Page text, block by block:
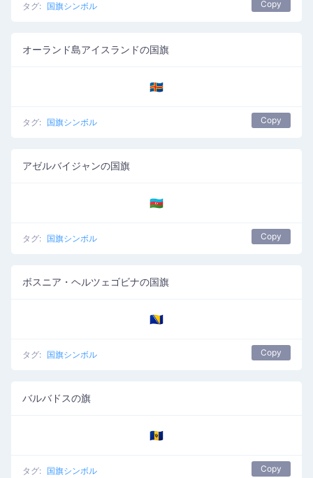
タグ: 国旗シンボル Copy
オーランド島アイスランドの国旗
🇦🇽
タグ: 国旗シンボル Copy
アゼルバイジャンの国旗
🇦🇿
タグ: 国旗シンボル Copy
ボスニア・ヘルツェゴビナの国旗
🇧🇦
タグ: 国旗シンボル Copy
バルバドスの旗
🇧🇧
タグ: 国旗シンボル Copy